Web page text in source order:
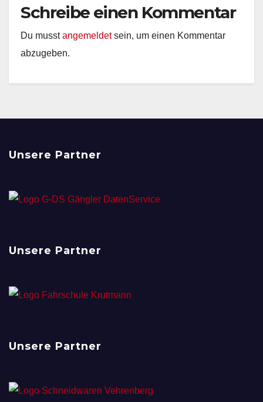
Schreibe einen Kommentar
Du musstangemeldetsein, um einen Kommentar
abzugeben.
Unsere Partner
Unsere Partner
Unsere Partner